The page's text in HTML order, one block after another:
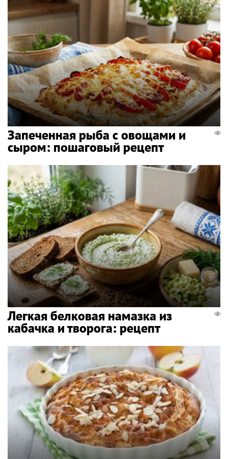
Запеченная рыба с овощами и
сыром: пошаговый рецепт
Легкая белковая намазка из
кабачка и творога: рецепт